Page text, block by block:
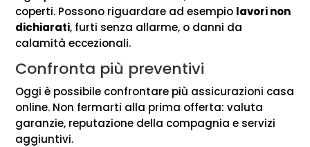
coperti. Possono riguardare ad esempio lavori non
dichiarati, furti senza allarme, o danni da
calamità eccezionali.
Confronta più preventivi
Oggi è possibile confrontare più assicurazioni casa
online. Non fermarti alla prima offerta: valuta
garanzie, reputazione della compagnia e servizi
aggiuntivi.